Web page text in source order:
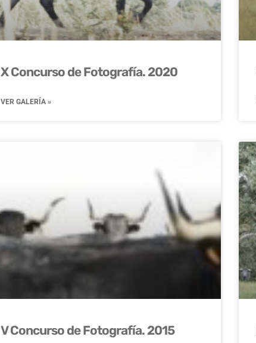
X Concurso de Fotografía. 2020
VER GALERÍA »
V Concurso de Fotografía. 2015